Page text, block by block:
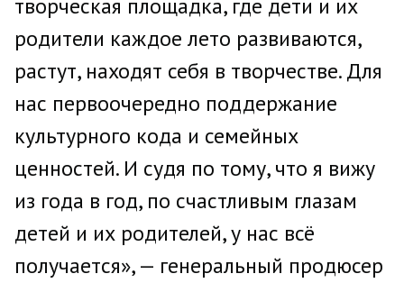
творческая площадка, где дети и их
родители каждое лето развиваются,
растут, находят себя в творчестве. Для
нас первоочередно поддержание
культурного кода и семейных
ценностей. И судя по тому, что я вижу
из года в год, по счастливым глазам
детей и их родителей, у нас всё
получается», — генеральный продюсер